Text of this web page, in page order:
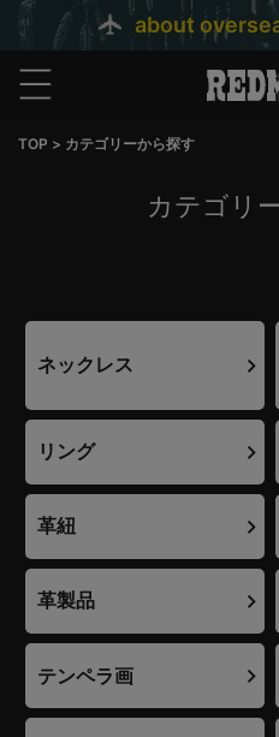
about
TOP カテゴリーから探す
カテゴリ
ネックレス
リング
革紐
革製品
テンペラ画